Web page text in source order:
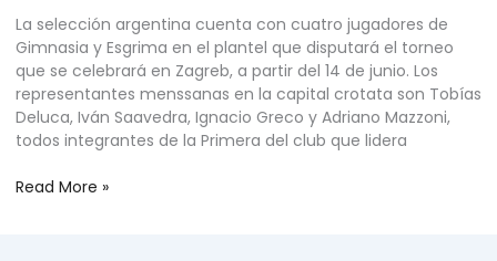
La selección argentina cuenta con cuatro jugadores de
Gimnasia y Esgrima en el plantel que disputará el torneo
que se celebrará en Zagreb, a partir del 14 de junio. Los
representantes menssanas en la capital crotata son Tobías
Deluca, Iván Saavedra, Ignacio Greco y Adriano Mazzoni,
todos integrantes de la Primera del club que lidera
Read More »